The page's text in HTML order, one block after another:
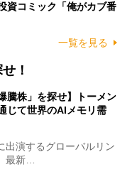
コミック「俺がカブ番
一覧を見る
！
騰株」を探せ】トーメン
じて世界のAIメモリ需
演するグローバルリン
最新…